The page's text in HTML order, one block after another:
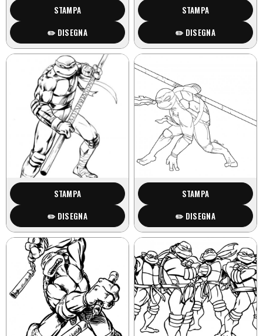
STAMPA
✏️ DISEGNA
STAMPA
✏️ DISEGNA
STAMPA
✏️ DISEGNA
STAMPA
✏️ DISEGNA